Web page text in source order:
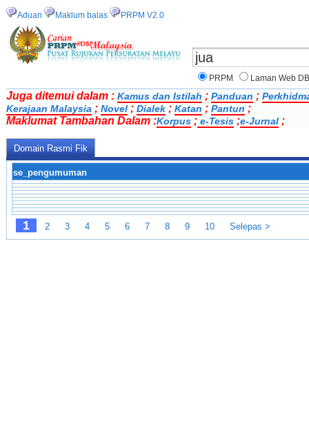
Aduan Maklum balas PRPM V2.0
PRPM Laman Web
Juga ditemui dalam : Kamus dan Istilah ; Panduan ;
Kerajaan Malaysia ; Novel ; Dialek ; Katan ; Pantun ;
Maklumat Tambahan Dalam :Korpus ; e-Tesis ;e-Jurnal ;
Domain Rasmi Fik
se_pengumuman
1 2 3 4 5 6 7 8 9 10 Selepas >